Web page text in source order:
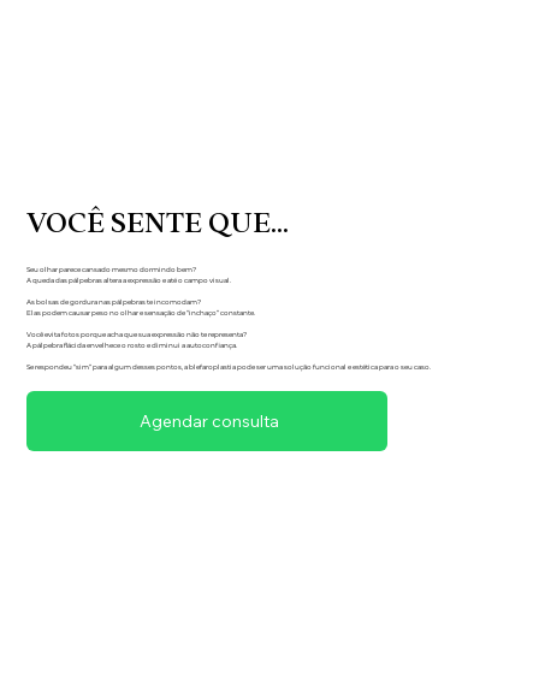
VOCÊ SENTE QUE...
Seu olhar parece cansado mesmo dormindo bem?
A queda das pálpebras altera a expressão e até o campo visual.
As bolsas de gordura nas pálpebras te incomodam?
Elas podem causar peso no olhar e sensação de “inchaço” constante.
Você evita fotos porque acha que sua expressão não te representa?
A pálpebra flácida envelhece o rosto e diminui a autoconfiança.
Se respondeu “sim” para algum desses pontos, a blefaroplastia pode ser uma solução funcional e estética para o seu caso.
Agendar consulta